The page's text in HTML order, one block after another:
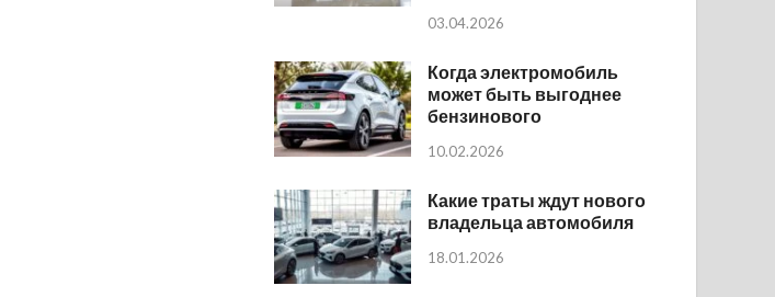
03.04.2026
Когда электромобиль
может быть выгоднее
бензинового
10.02.2026
Какие траты ждут нового
владельца автомобиля
18.01.2026